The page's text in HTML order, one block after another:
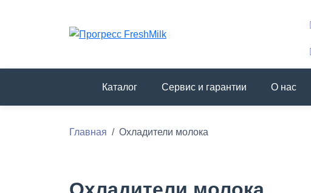
Каталог Сервис и гарантии О нас
Главная Охладители молока